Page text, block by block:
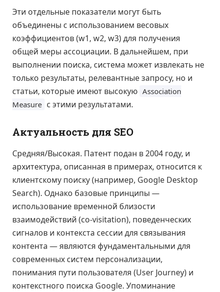
Эти отдельные показатели могут быть
объединены с использованием весовых
коэффициентов (w1, w2, w3) для получения
общей меры ассоциации. В дальнейшем, при
выполнении поиска, система может извлекать не
только результаты, релевантные запросу, но и
статьи, которые имеют высокую Association
Measure с этими результатами.
Актуальность для SEO
Средняя/Высокая. Патент подан в 2004 году, и
архитектура, описанная в примерах, относится к
клиентскому поиску (например, Google Desktop
Search). Однако базовые принципы —
использование временной близости
взаимодействий (co-visitation), поведенческих
сигналов и контекста сессии для связывания
контента — являются фундаментальными для
современных систем персонализации,
понимания пути пользователя (User Journey) и
контекстного поиска Google. Упоминание